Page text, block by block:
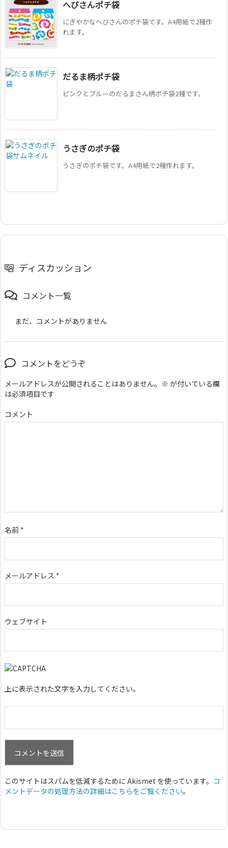
へびさんポチ袋
にぎやかなへびさんのポチ袋です。A4用紙で2種作
れます。
だるま柄ポチ袋
ピンクとブルーのだるまさん柄ポチ袋2種です。
うさぎのポチ袋
うさぎのポチ袋です。A4用紙で2種作れます。
ディスカッション
コメント一覧
まだ、コメントがありません
コメントをどうぞ
メールアドレスが公開されることはありません。 ※ が付いている欄
は必須項目です
コメント
名前 *
メールアドレス *
ウェブサイト
上に表示された文字を入力してください。
このサイトはスパムを低減するために Akismet を使っています。 コ
メントデータの処理方法の詳細はこちらをご覧ください。